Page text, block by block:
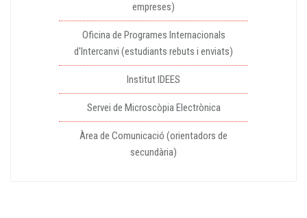
empreses)
Oficina de Programes Internacionals
d'Intercanvi (estudiants rebuts i enviats)
Institut IDEES
Servei de Microscòpia Electrònica
Àrea de Comunicació (orientadors de
secundària)